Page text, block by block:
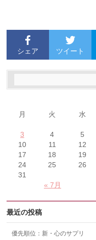
シェア ツイート
月
火 水
« 7月
3
4 5
10
11 12
17
18 19
24
25 26
31
最近の投稿
優先順位：新・心のサプリ